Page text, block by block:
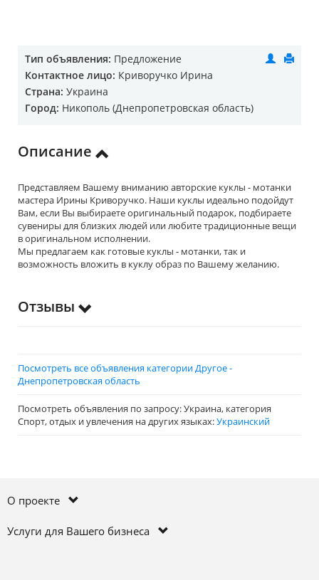
Тип объявления: Предложение
Контактное лицо: Криворучко Ирина
Страна: Украина
Город: Никополь (Днепропетровская область)
Описание
Представляем Вашему вниманию авторские куклы - мотанки
мастера Ирины Криворучко. Наши куклы идеально подойдут
Вам, если Вы выбираете оригинальный подарок, подбираете
сувениры для близких людей или любите традиционные вещи
в оригинальном исполнении.
Мы предлагаем как готовые куклы - мотанки, так и
возможность вложить в куклу образ по Вашему желанию.
Отзывы
Посмотреть все объявления категории Другое -
Днепропетровская область
Посмотреть объявления по запросу: Украина, категория
Спорт, отдых и увлечения на других языках:Украинский
О проекте
Услуги для Вашего бизнеса